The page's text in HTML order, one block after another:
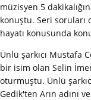
müzisyen 5
konuştu. Seri soruları
hayatı konusunda
Ünlü şarkıcı Mustafa
bir isim olan Selin
oturmuştu. Ünlü
Gedik'ten Arın adını